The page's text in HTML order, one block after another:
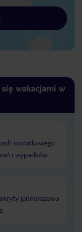
wakacjami w
dodatkowego
i wypadków
jednorazowo